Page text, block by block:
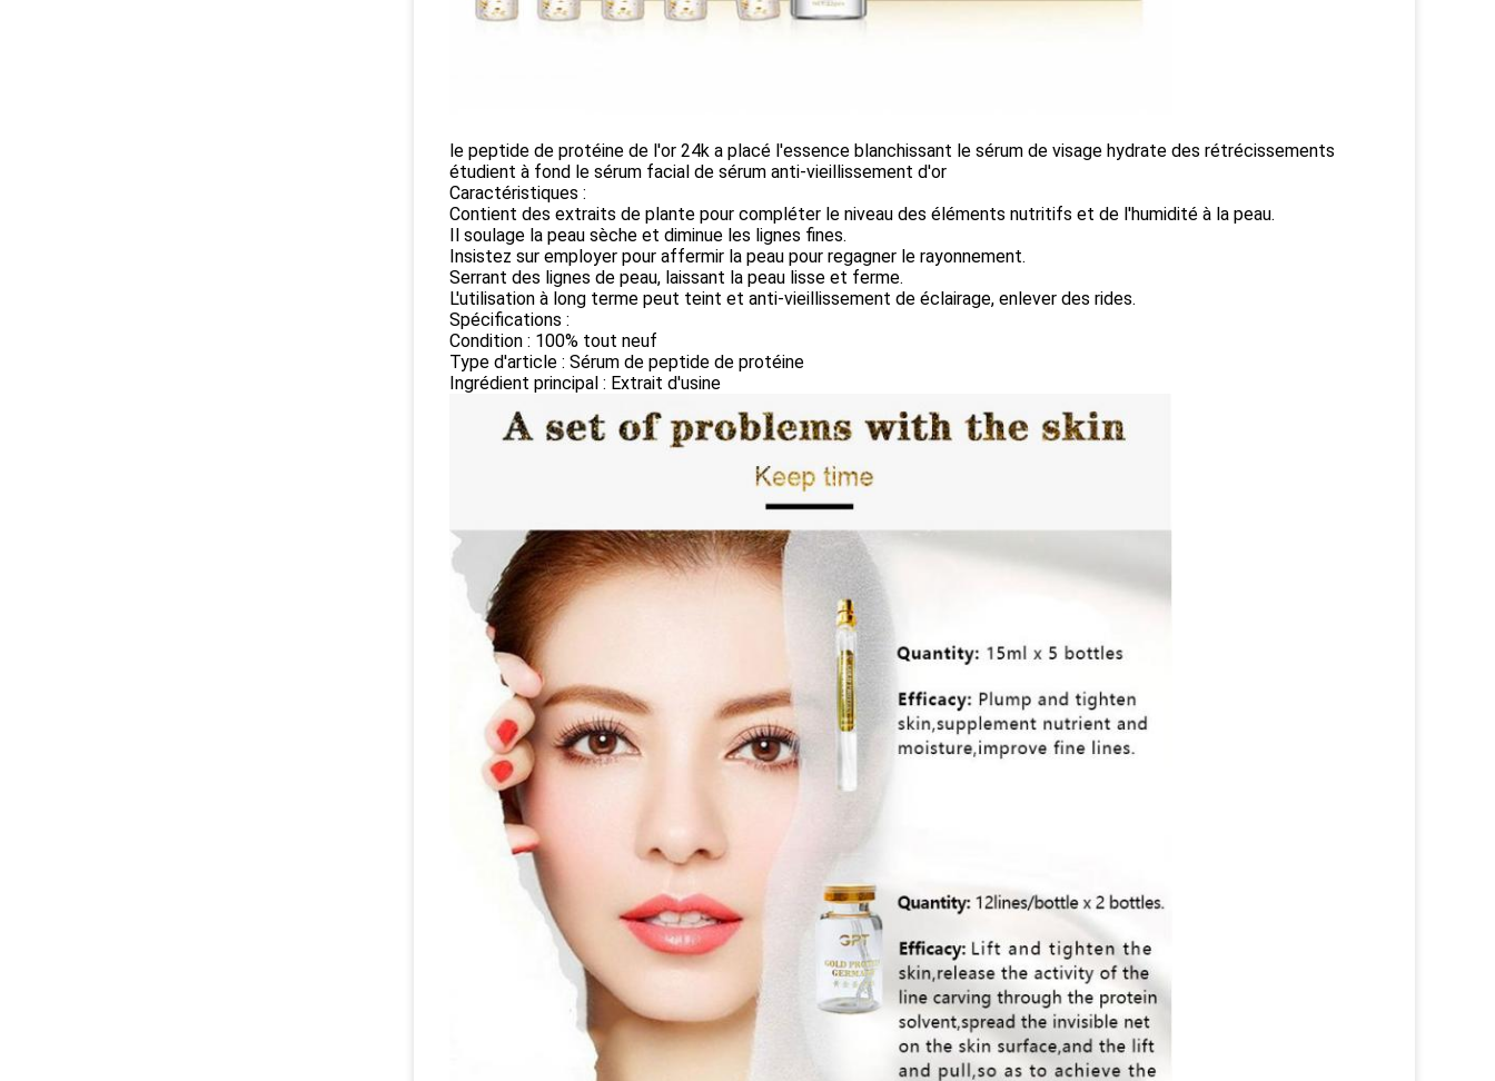
le peptide de protéine de l'or 24k a placé l'essence blanchissant le sérum de visage hydrate des rétrécissements
étudient à fond le sérum facial de sérum anti-vieillissement d'or
Caractéristiques :
Contient des extraits de plante pour compléter le niveau des éléments nutritifs et de l'humidité à la peau.
Il soulage la peau sèche et diminue les lignes fines.
Insistez sur employer pour affermir la peau pour regagner le rayonnement.
Serrant des lignes de peau, laissant la peau lisse et ferme.
L'utilisation à long terme peut teint et anti-vieillissement de éclairage, enlever des rides.
Spécifications :
Condition : 100% tout neuf
Type d'article : Sérum de peptide de protéine
Ingrédient principal : Extrait d'usine